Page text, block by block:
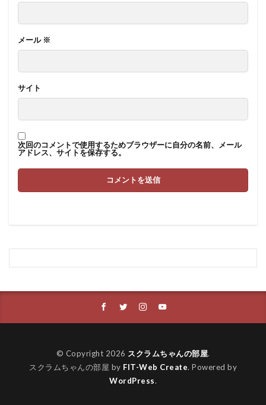
メール ※
サイト
次回のコメントで使用するためブラウザーに自分の名前、メール
アドレス、サイトを保存する。
© Copyright 2026 スクラムちゃんの部屋.
スクラムちゃんの部屋 by FIT-Web Create. Powered by
WordPress.